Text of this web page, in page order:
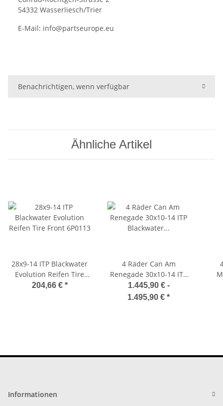
54332 Wasserliesch/Trier
E-Mail: info@partseurope.eu
Benachrichtigen, wenn verfügbar
Ähnliche Artikel
28x9-14 ITP Blackwater
Evolution Reifen Tire
Front 6P0113
204,66 € *
4 Räder Can Am
Renegade 30x10-14 ITP
Blackwater Evolution
1.445,90 € -
1.495,90 € *
Informationen